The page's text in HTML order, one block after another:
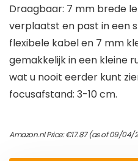
Draagbaar: 7 mm brede
verplaatst en past in een
flexibele kabel en 7 mm
gemakkelijk in een kleine
wat u nooit eerder kunt
focusafstand: 3-10 cm.
Amazon.nl Price:€17.87(as of 09/04/